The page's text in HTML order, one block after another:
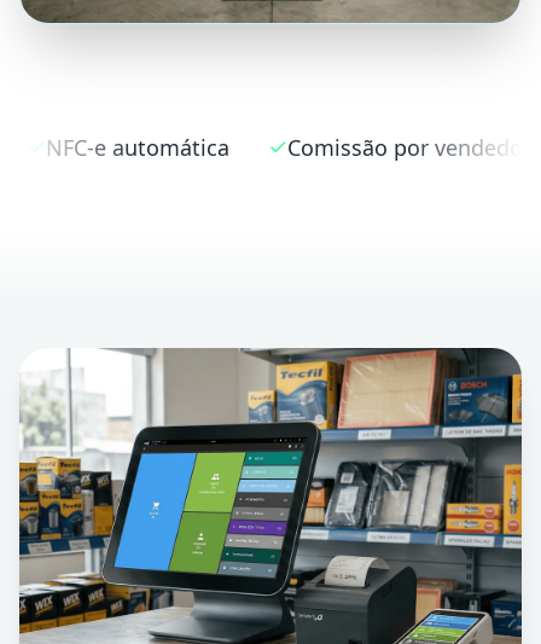
Comissão por vendedor Estoque